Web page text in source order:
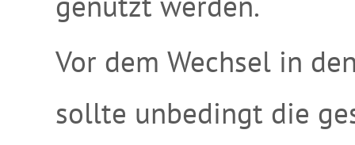
Vor dem Wechsel in
sollte unbedingt die